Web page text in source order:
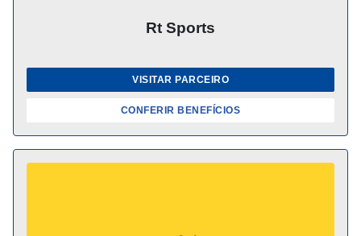
Rt Sports
VISITAR PARCEIRO
CONFERIR BENEFÍCIOS